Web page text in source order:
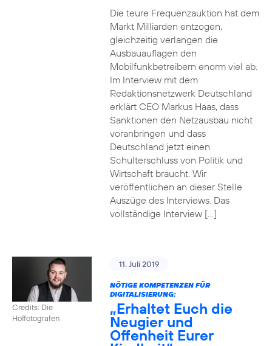
Die teure Frequenzauktion hat dem
Markt Milliarden entzogen,
gleichzeitig verlangen die
Ausbauauflagen den
Mobilfunkbetreibern enorm viel ab.
Im Interview mit dem
Redaktionsnetzwerk Deutschland
erklärt CEO Markus Haas, dass
Sanktionen den Netzausbau nicht
voranbringen und dass
Deutschland jetzt einen
Schulterschluss von Politik und
Wirtschaft braucht. Wir
veröffentlichen an dieser Stelle
Auszüge des Interviews. Das
vollständige Interview […]
Credits: Die
Hoffotografen
11. Juli 2019
NÖTIGE KOMPETENZEN FÜR
DIGITALISIERUNG:
„Erhaltet Euch die
Neugier und
Offenheit Eurer